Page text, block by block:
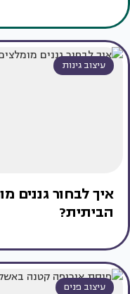
עיצוב גינות
איך לבחור גננים
הביתית?
עיצוב פנים